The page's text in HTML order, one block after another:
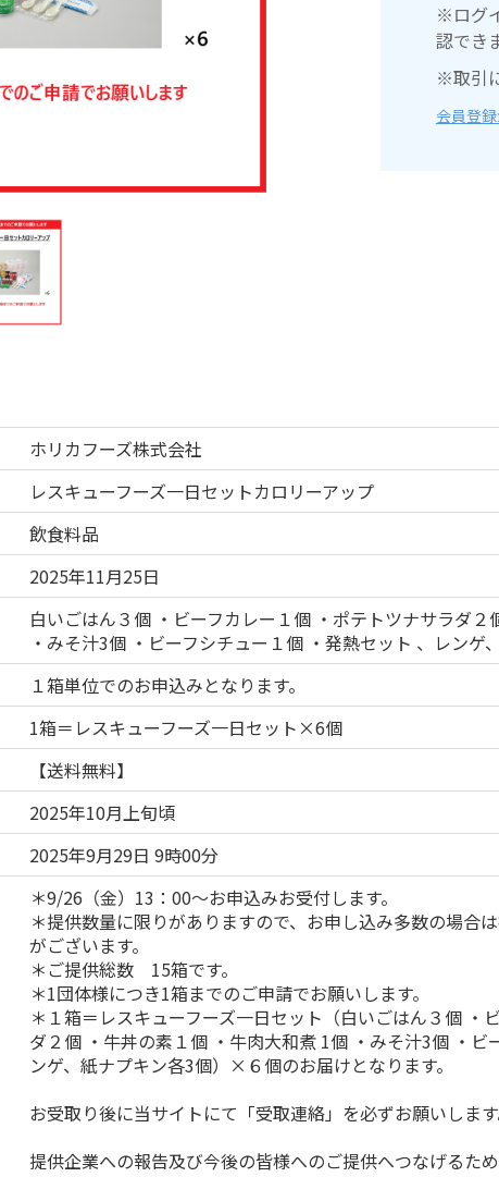
※ログ
認でき
※取引
会員登
ホリカフーズ株式会社
レスキューフーズ一日セットカロリーアップ
飲食料品
2025年11月25日
白いごはん３個 ・ビーフカレー１個 ・ポテトツナサラダ
・みそ汁3個 ・ビーフシチュー１個 ・発熱セット 、レンゲ
１箱単位でのお申込みとなります。
1箱＝レスキューフーズ一日セット×6個
【送料無料】
2025年10月上旬頃
2025年9月29日 9時00分
＊9/26（金）13：00～お申込みお受付します。
＊提供数量に限りがありますので、お申し込み多数の場合
がございます。
＊ご提供総数 15箱です。
＊1団体様につき1箱までのご申請でお願いします。
＊１箱＝レスキューフーズ一日セット（白いごはん３個 ・
ダ２個 ・牛丼の素１個 ・牛肉大和煮 1個 ・みそ汁3個 ・ビ
ンゲ、紙ナプキン各3個）×６個のお届けとなります。
お受取り後に当サイトにて「受取連絡」を必ずお願いします
提供企業への報告及び今後の皆様へのご提供へつなげるた